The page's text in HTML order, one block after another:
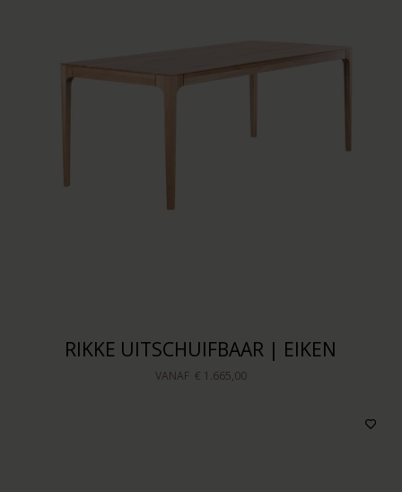
RIKKE UITSCHUIFBAAR | EIKEN
VANAF € 1.665,00